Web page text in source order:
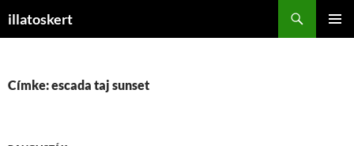
illatoskert
Címke: escada taj sunset